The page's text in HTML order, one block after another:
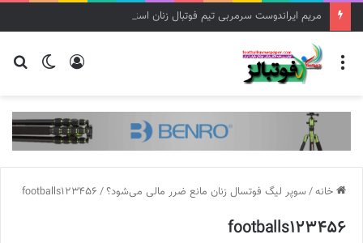
مریم ایراندوست سرمربی تیم فوتبال زنان استقلال شد
تغییر
ورود منو
خانه/سوپر لیگ فوتسال زنان مانع ضرر مالی می‌شود؟/
footballs123456
footballs123456